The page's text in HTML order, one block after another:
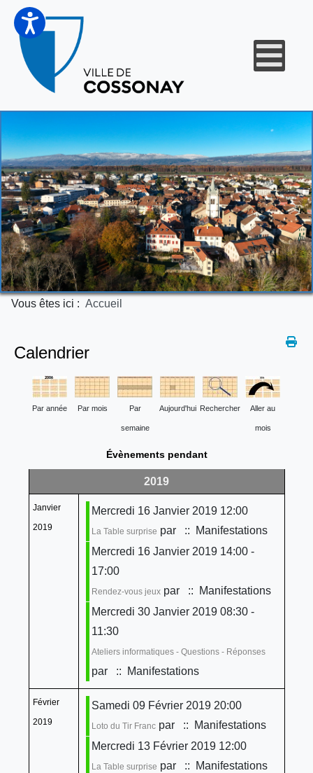
Vous êtes ici : Accueil
Calendrier
Par année Par mois Par
semaine
Aujourd'hui Rechercher Aller au
mois
Évènements pendant
2019
Janvier
2019
Mercredi 16 Janvier 2019 12:00
La Table surprise par
:: Manifestations
Mercredi 16 Janvier 2019 14:00 -
17:00
Rendez-vous jeuxpar
:: Manifestations
Mercredi 30 Janvier 2019 08:30 -
11:30
Ateliers informatiques - Questions - Réponses
par :: Manifestations
Février
2019
Samedi 09 Février 2019 20:00
Loto du Tir Francpar
:: Manifestations
Mercredi 13 Février 2019 12:00
La Table surprise par
:: Manifestations